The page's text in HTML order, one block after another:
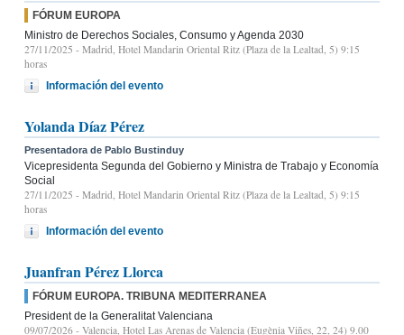
FÓRUM EUROPA
Ministro de Derechos Sociales, Consumo y Agenda 2030
27/11/2025 - Madrid, Hotel Mandarin Oriental Ritz (Plaza de la Lealtad, 5) 9:15
horas
Información del evento
Yolanda Díaz Pérez
Presentadora de Pablo Bustinduy
Vicepresidenta Segunda del Gobierno y Ministra de Trabajo y Economía
Social
27/11/2025 - Madrid, Hotel Mandarin Oriental Ritz (Plaza de la Lealtad, 5) 9:15
horas
Información del evento
Juanfran Pérez Llorca
FÓRUM EUROPA. TRIBUNA MEDITERRANEA
President de la Generalitat Valenciana
09/07/2026 - Valencia, Hotel Las Arenas de Valencia (Eugènia Viñes, 22, 24) 9.00